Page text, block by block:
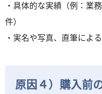
・具体的な実績（例：業
件）
・実名や写真、直筆によ
原因４）購入前